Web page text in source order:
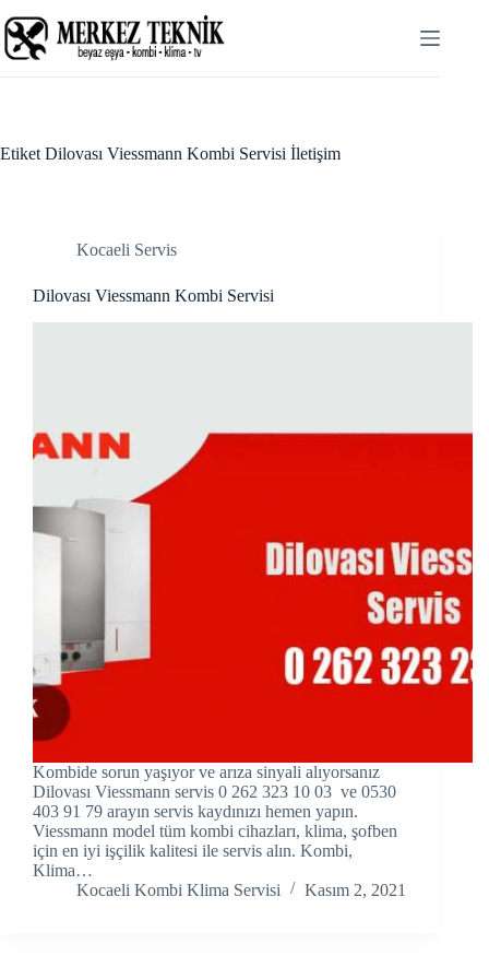
panel
panel
Panel
panel
Panel
panel
panel
panel
to
content
Etiket Dilovası Viessmann Kombi Servisi İletişim
Kocaeli Servis
Dilovası Viessmann Kombi Servisi
Kombide sorun yaşıyor ve arıza sinyali alıyorsanız
Dilovası Viessmann servis 0 262 323 10 03 ve 0530
403 91 79 arayın servis kaydınızı hemen yapın.
Viessmann model tüm kombi cihazları, klima, şofben
için en iyi işçilik kalitesi ile servis alın. Kombi,
Klima…
Kocaeli Kombi Klima Servisi
Kasım 2, 2021